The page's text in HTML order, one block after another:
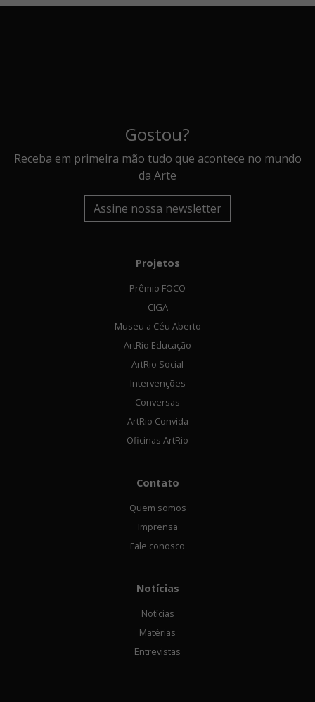
Gostou?
Receba em primeira mão tudo que acontece no mundo
da Arte
Assine nossa newsletter
Projetos
Prêmio FOCO
CIGA
Museu a Céu Aberto
ArtRio Educação
ArtRio Social
Intervenções
Conversas
ArtRio Convida
Oficinas ArtRio
Contato
Quem somos
Imprensa
Fale conosco
Notícias
Notícias
Matérias
Entrevistas